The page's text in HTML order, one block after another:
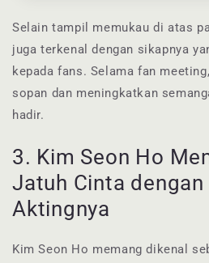
Selain tampil memukau di atas
juga terkenal dengan sikapnya
kepada fans. Selama fan
sopan dan meningkatkan
hadir.
3. Kim Seon Ho
Jatuh Cinta dengan
Aktingnya
Kim Seon Ho memang dikenal